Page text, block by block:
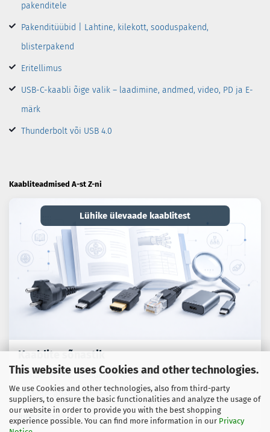
This website uses Cookies and other technologies.
We use Cookies and other technologies, also from third-party
suppliers, to ensure the basic functionalities and analyze the usage of
our website in order to provide you with the best shopping
experience possible. You can find more information in our Privacy
pakenditele
Pakenditüübid | Lahtine, kilekott, sooduspakend,
blisterpakend
Eritellimus
USB-C-kaabli õige valik – laadimine, andmed, video, PD ja E-
märk
Thunderbolt või USB 4.0
Kaabliteadmised A-st Z-ni
Lühike ülevaade kaablitest
Kaablite sõnastik
Erialaterminid, standardid ja praktilised näpunäited
kaablite, adapterite ja ühendustehnika kohta.
Juhendisse